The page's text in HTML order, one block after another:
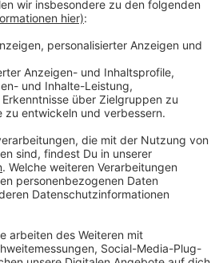
(CDU) mit 22 Prozent vorne.
auf Stichwahl.
im Stadtrat hat sich die
Die CDU ist jetzt vorne mit
2 mit 25%. Drittstärkste Kraft
18%. Platz 4 nimmt die AfD
Opladen Plus 6%. Die anderen
5%.
haben die Ob-Wahlergebnisse